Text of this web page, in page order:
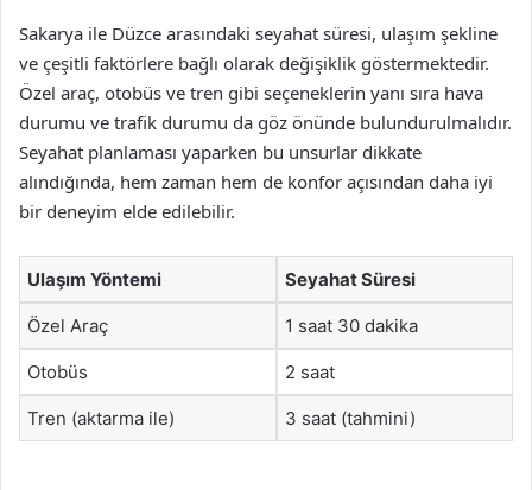
Sakarya ile Düzce arasındaki seyahat süresi, ulaşım şekline
ve çeşitli faktörlere bağlı olarak değişiklik göstermektedir.
Özel araç, otobüs ve tren gibi seçeneklerin yanı sıra hava
durumu ve trafik durumu da göz önünde bulundurulmalıdır.
Seyahat planlaması yaparken bu unsurlar dikkate
alındığında, hem zaman hem de konfor açısından daha iyi
bir deneyim elde edilebilir.
Ulaşım Yöntemi Seyahat Süresi
Özel Araç 1 saat 30 dakika
Otobüs 2 saat
Tren (aktarma ile) 3 saat (tahmini)